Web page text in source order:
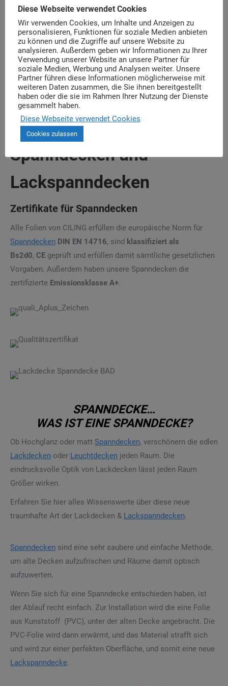
Spanndecken und
Lackspanndecken
Zertifikate für Spanndecken
Alle Folien von CILING erfüllen die europäische Norm für
Spanndecken DIN EN 14716, sind klassifiziert als
Bs2d0, CE geprüft und erfüllen damit sämtliche gesetzlichen
Vorgaben. Außerdem haben unsere Spanndecken die
zertifizierte Emissionsklasse A+.
SPANNDECKE…
WAS IST EINE SPANNDECKE?
Ob Hochglanz oder matt Spanndecken, verschönern die edlen
Lackdecken oder Leuchtdecken jeden Raum. Die
eindrucksvolle Optik von Lackdecken lässt jeden Raum
Größer wirken.
Erfahren Sie hier alles Wissenswerte über diese neue
traumhafte Art der Lackdecken & Lackspanndecken.
Spanndecken sind eine sehr saubere und einfache Methode,
um alte Decken aufzufrischen und Räume damit optisch
aufzuwerten.
Wenn Sie sich für eine Spanndecke entschieden haben, ist
der Ablauf recht einfach. Zur Installation wird die eine Folie
aus Kunststoff (PVC), unter der alten Decke angebracht. Die
PVC-Folie wird dann erwärmt, und das Material strafft sich
und wird zur einer perfekten Oberfläche, und somit eine neue
Lackspanndecke.
Diese Webseite verwendet Cookies
Wir verwenden Cookies, um Inhalte und Anzeigen zu
personalisieren, Funktionen für soziale Medien anbieten
zu können und die Zugriffe auf unsere Website zu
analysieren. Außerdem geben wir Informationen zu Ihrer
Verwendung unserer Website an unsere Partner für
soziale Medien, Werbung und Analysen weiter. Unsere
Partner führen diese Informationen möglicherweise mit
weiteren Daten zusammen, die Sie ihnen bereitgestellt
haben oder die sie im Rahmen Ihrer Nutzung der Dienste
gesammelt haben.
Diese Webseite verwendet Cookies
Cookies zulassen